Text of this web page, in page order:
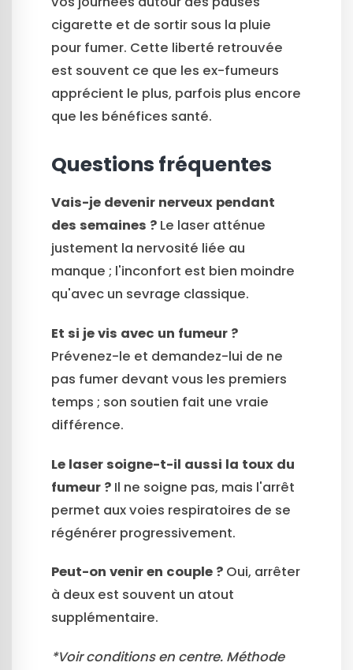
cigarette et de sortir sous la pluie
pour fumer. Cette liberté retrouvée
est souvent ce que les ex-fumeurs
apprécient le plus, parfois plus encore
que les bénéfices santé.
Questions fréquentes
Vais-je devenir nerveux pendant
des semaines ? Le laser atténue
justement la nervosité liée au
manque ; l'inconfort est bien moindre
qu'avec un sevrage classique.
Et si je vis avec un fumeur ?
Prévenez-le et demandez-lui de ne
pas fumer devant vous les premiers
temps ; son soutien fait une vraie
différence.
Le laser soigne-t-il aussi la toux du
fumeur ? Il ne soigne pas, mais l'arrêt
permet aux voies respiratoires de se
régénérer progressivement.
Peut-on venir en couple ? Oui, arrêter
à deux est souvent un atout
supplémentaire.
*Voir conditions en centre. Méthode